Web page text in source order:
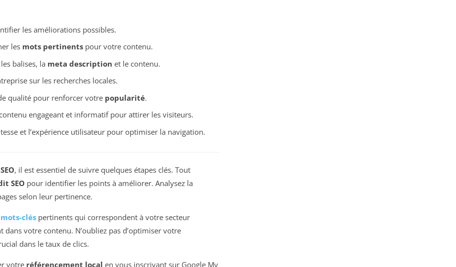
les améliorations possibles.
les mots pertinentspour votre contenu.
balises, la meta description et le contenu.
sur les recherches locales.
qualité pour renforcer votre popularité.
engageant et informatif pour attirer les visiteurs.
et l’expérience utilisateur pour optimiser la navigation.
, il est essentiel de suivre quelques étapes clés. Tout
SEO pour identifier les points à améliorer. Analysez la
selon leur pertinence.
mots-clés pertinents qui correspondent à votre secteur
dans votre contenu. N’oubliez pas d’optimiser votre
dans le taux de clics.
votre référencement local en vous inscrivant sur Google My